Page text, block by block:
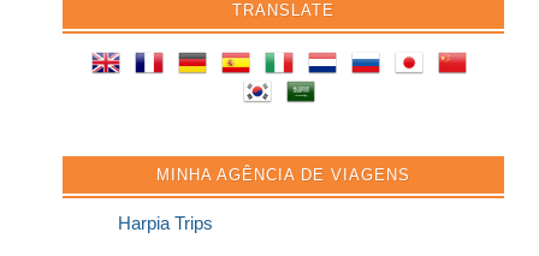
TRANSLATE
MINHA AGÊNCIA DE VIAGENS
Harpia Trips